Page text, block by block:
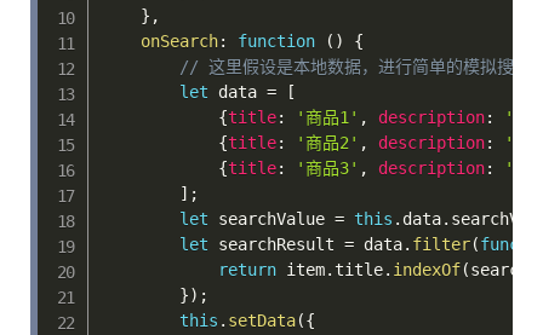
} ,
onSearch: function ( )
{
// 这里假设是本地数据，进行简单的模拟搜索
let data =
[
{title: '商品1' , description:
'商
{title: '商品2' , description:
'商
{title: '商品3' , description:
'商
] ;
let searchValue = this . data.
let searchResult = data. filter(
return item.title. indexOf(
}) ;
this . setData({